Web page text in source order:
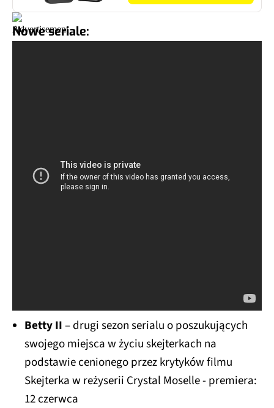
Nowe seriale:
Betty II– drugi sezon serialu o poszukujących
swojego miejsca w życiu skejterkach na
podstawie cenionego przez krytyków filmu
Skejterka w reżyserii Crystal Moselle - premiera:
12 czerwca